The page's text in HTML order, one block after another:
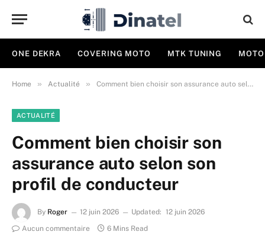
ONE DEKRA COVERING MOTO MTK TUNING
Home » Actualité » Comment bien choisir son assurance auto selon son profil de conducteur
ACTUALITÉ
Comment bien choisir son
assurance auto selon son
profil de conducteur
By Roger 12 juin 2026 Updated: 12 juin 2026
Aucun commentaire
6 Mins Read